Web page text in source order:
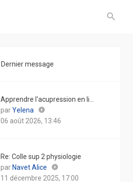
Dernier message
Apprendre l'acupression en li…
parYelena
Consulter
le
06 août 2026, 13:46
Re: Colle sup 2 physiologie
par Navet Alice
Consulter
le
11 décembre 2025, 17:00